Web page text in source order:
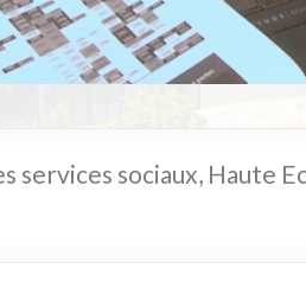
services sociaux, Haute